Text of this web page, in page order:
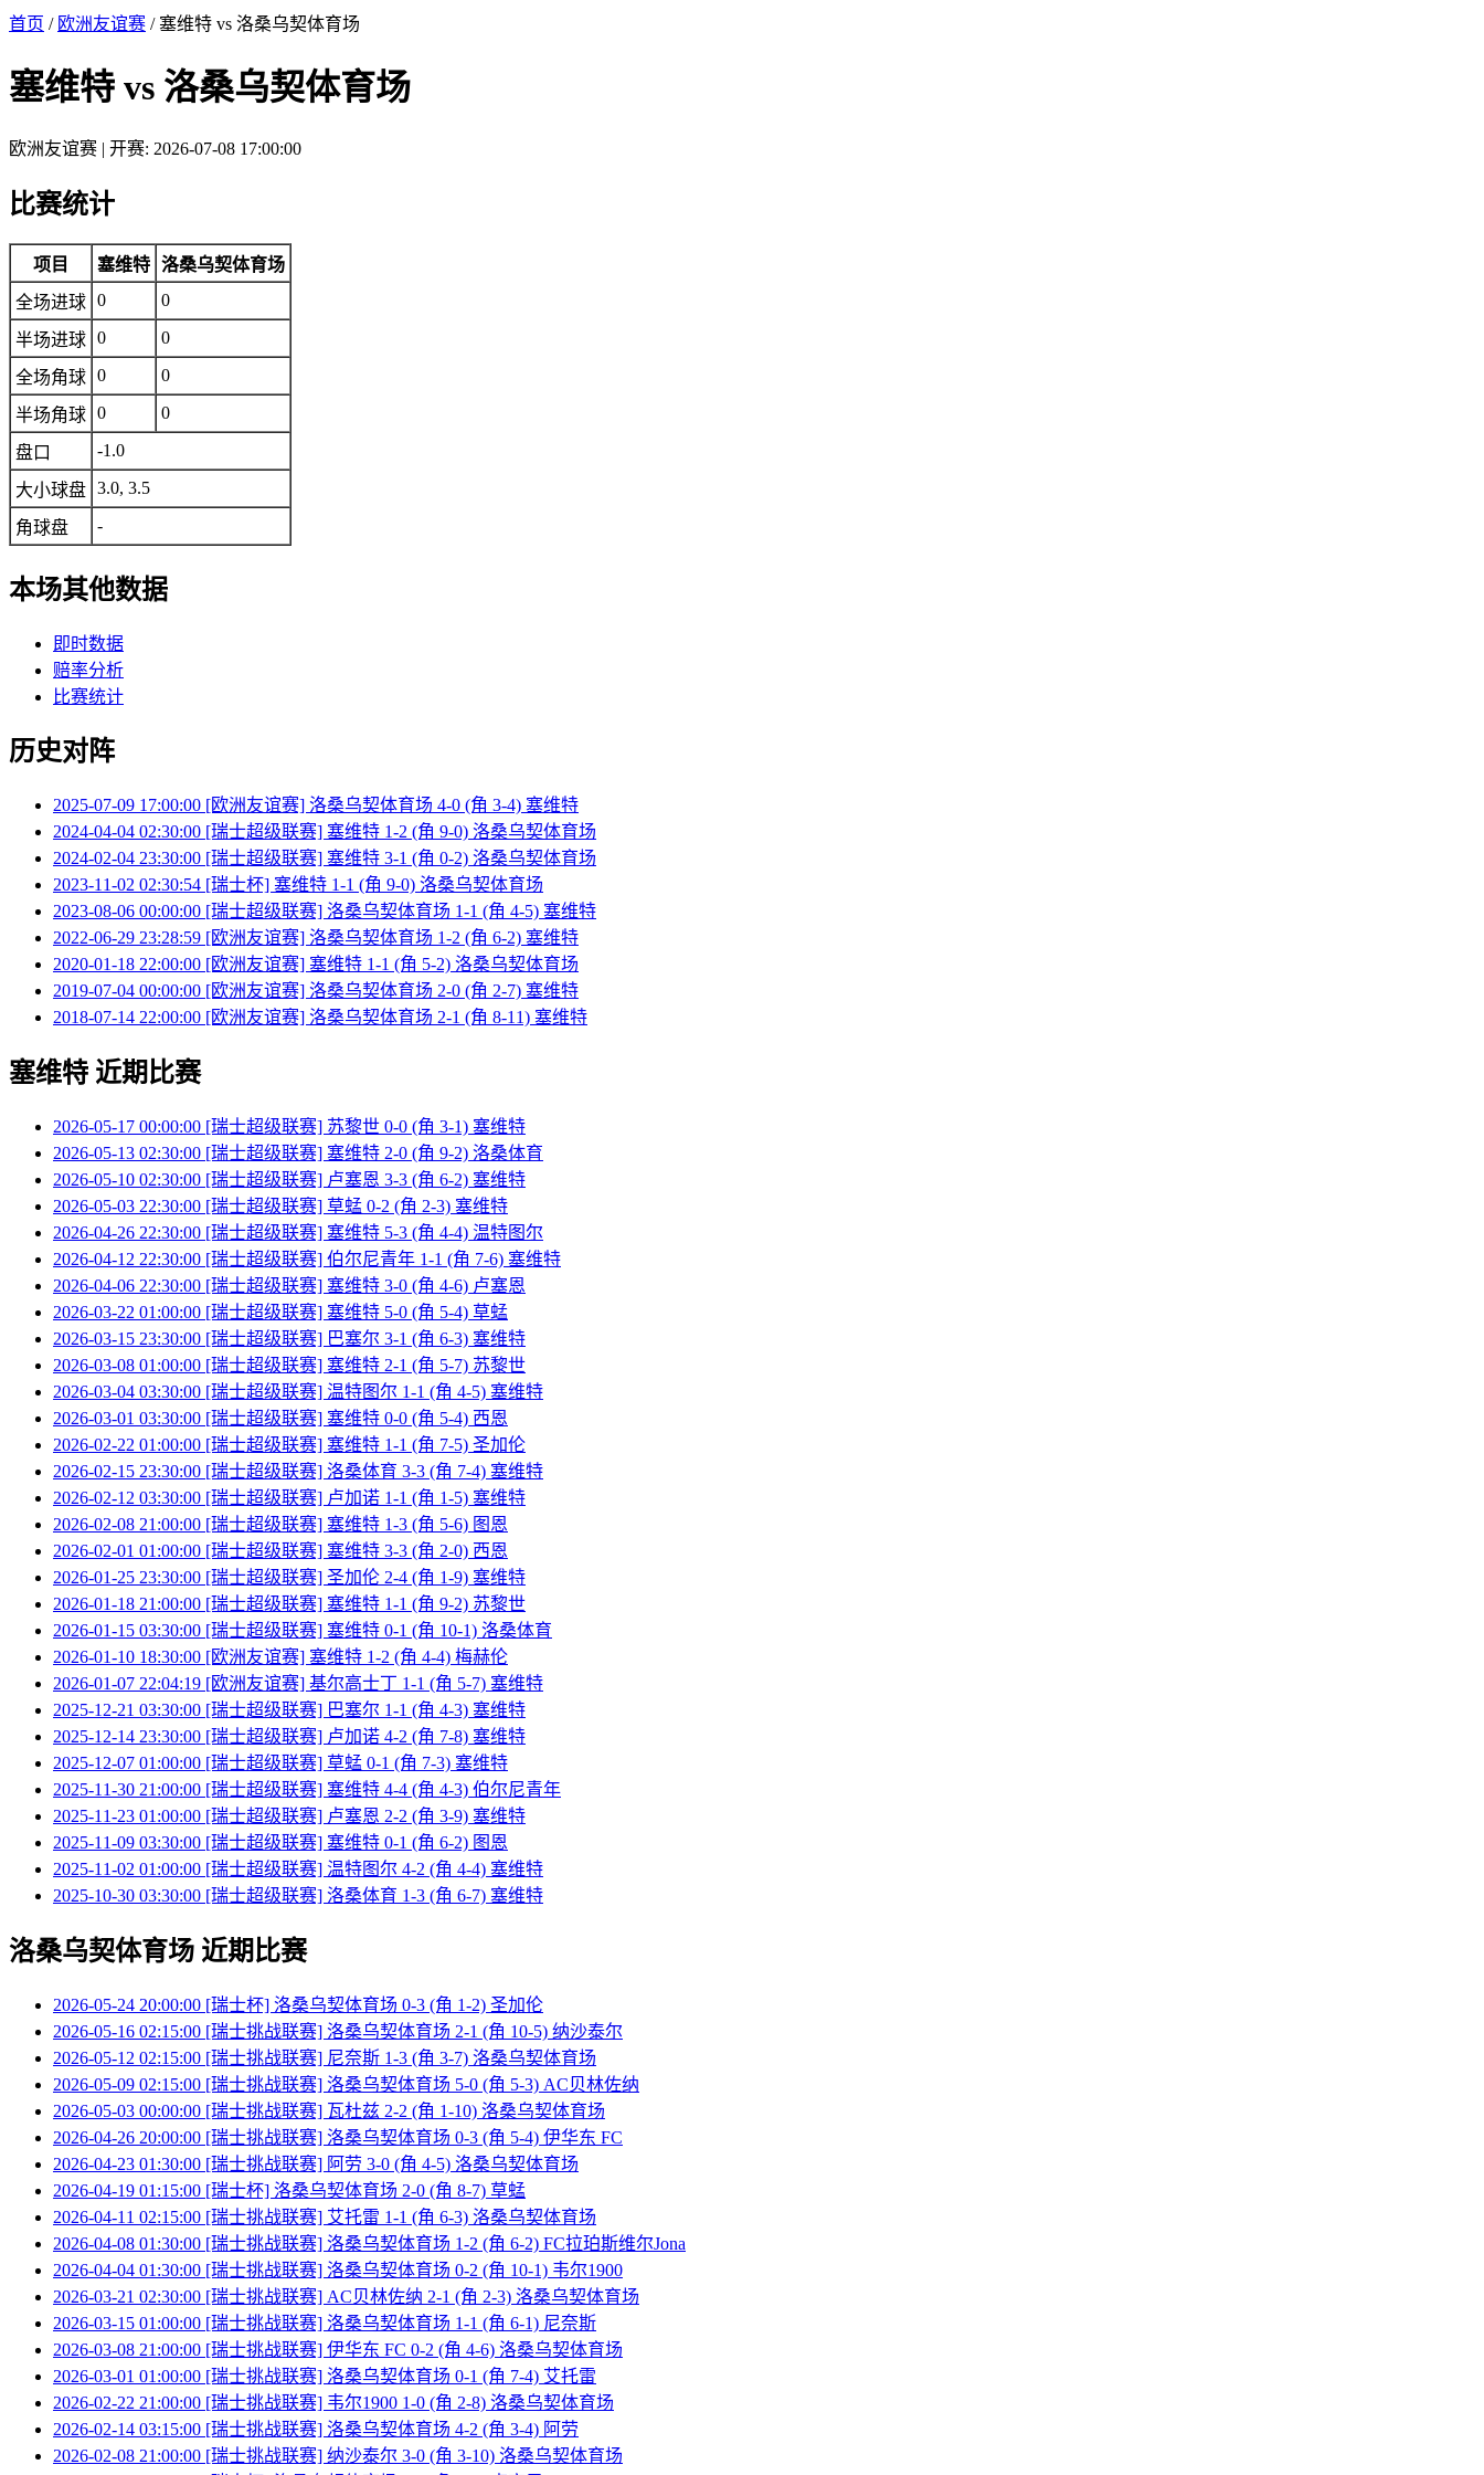
首页 / 欧洲友谊赛 / 塞维特 vs 洛桑乌契体育场
塞维特 vs 洛桑乌契体育场
欧洲友谊赛 | 开赛: 2026-07-08 17:00:00
比赛统计
项目 塞维特 洛桑乌契体育场
全场进球 0 0
半场进球 0 0
全场角球 0 0
半场角球 0 0
盘口 -1.0
大小球盘 3.0, 3.5
角球盘 -
本场其他数据
即时数据
赔率分析
比赛统计
历史对阵
2025-07-09 17:00:00 [欧洲友谊赛] 洛桑乌契体育场 4-0 (角 3-4) 塞维特
2024-04-04 02:30:00 [瑞士超级联赛] 塞维特 1-2 (角 9-0) 洛桑乌契体育场
2024-02-04 23:30:00 [瑞士超级联赛] 塞维特 3-1 (角 0-2) 洛桑乌契体育场
2023-11-02 02:30:54 [瑞士杯] 塞维特 1-1 (角 9-0) 洛桑乌契体育场
2023-08-06 00:00:00 [瑞士超级联赛] 洛桑乌契体育场 1-1 (角 4-5) 塞维特
2022-06-29 23:28:59 [欧洲友谊赛] 洛桑乌契体育场 1-2 (角 6-2) 塞维特
2020-01-18 22:00:00 [欧洲友谊赛] 塞维特 1-1 (角 5-2) 洛桑乌契体育场
2019-07-04 00:00:00 [欧洲友谊赛] 洛桑乌契体育场 2-0 (角 2-7) 塞维特
2018-07-14 22:00:00 [欧洲友谊赛] 洛桑乌契体育场 2-1 (角 8-11) 塞维特
塞维特 近期比赛
2026-05-17 00:00:00 [瑞士超级联赛] 苏黎世 0-0 (角 3-1) 塞维特
2026-05-13 02:30:00 [瑞士超级联赛] 塞维特 2-0 (角 9-2) 洛桑体育
2026-05-10 02:30:00 [瑞士超级联赛] 卢塞恩 3-3 (角 6-2) 塞维特
2026-05-03 22:30:00 [瑞士超级联赛] 草蜢 0-2 (角 2-3) 塞维特
2026-04-26 22:30:00 [瑞士超级联赛] 塞维特 5-3 (角 4-4) 温特图尔
2026-04-12 22:30:00 [瑞士超级联赛] 伯尔尼青年 1-1 (角 7-6) 塞维特
2026-04-06 22:30:00 [瑞士超级联赛] 塞维特 3-0 (角 4-6) 卢塞恩
2026-03-22 01:00:00 [瑞士超级联赛] 塞维特 5-0 (角 5-4) 草蜢
2026-03-15 23:30:00 [瑞士超级联赛] 巴塞尔 3-1 (角 6-3) 塞维特
2026-03-08 01:00:00 [瑞士超级联赛] 塞维特 2-1 (角 5-7) 苏黎世
2026-03-04 03:30:00 [瑞士超级联赛] 温特图尔 1-1 (角 4-5) 塞维特
2026-03-01 03:30:00 [瑞士超级联赛] 塞维特 0-0 (角 5-4) 西恩
2026-02-22 01:00:00 [瑞士超级联赛] 塞维特 1-1 (角 7-5) 圣加伦
2026-02-15 23:30:00 [瑞士超级联赛] 洛桑体育 3-3 (角 7-4) 塞维特
2026-02-12 03:30:00 [瑞士超级联赛] 卢加诺 1-1 (角 1-5) 塞维特
2026-02-08 21:00:00 [瑞士超级联赛] 塞维特 1-3 (角 5-6) 图恩
2026-02-01 01:00:00 [瑞士超级联赛] 塞维特 3-3 (角 2-0) 西恩
2026-01-25 23:30:00 [瑞士超级联赛] 圣加伦 2-4 (角 1-9) 塞维特
2026-01-18 21:00:00 [瑞士超级联赛] 塞维特 1-1 (角 9-2) 苏黎世
2026-01-15 03:30:00 [瑞士超级联赛] 塞维特 0-1 (角 10-1) 洛桑体育
2026-01-10 18:30:00 [欧洲友谊赛] 塞维特 1-2 (角 4-4) 梅赫伦
2026-01-07 22:04:19 [欧洲友谊赛] 基尔高士丁 1-1 (角 5-7) 塞维特
2025-12-21 03:30:00 [瑞士超级联赛] 巴塞尔 1-1 (角 4-3) 塞维特
2025-12-14 23:30:00 [瑞士超级联赛] 卢加诺 4-2 (角 7-8) 塞维特
2025-12-07 01:00:00 [瑞士超级联赛] 草蜢 0-1 (角 7-3) 塞维特
2025-11-30 21:00:00 [瑞士超级联赛] 塞维特 4-4 (角 4-3) 伯尔尼青年
2025-11-23 01:00:00 [瑞士超级联赛] 卢塞恩 2-2 (角 3-9) 塞维特
2025-11-09 03:30:00 [瑞士超级联赛] 塞维特 0-1 (角 6-2) 图恩
2025-11-02 01:00:00 [瑞士超级联赛] 温特图尔 4-2 (角 4-4) 塞维特
2025-10-30 03:30:00 [瑞士超级联赛] 洛桑体育 1-3 (角 6-7) 塞维特
洛桑乌契体育场 近期比赛
2026-05-24 20:00:00 [瑞士杯] 洛桑乌契体育场 0-3 (角 1-2) 圣加伦
2026-05-16 02:15:00 [瑞士挑战联赛] 洛桑乌契体育场 2-1 (角 10-5) 纳沙泰尔
2026-05-12 02:15:00 [瑞士挑战联赛] 尼奈斯 1-3 (角 3-7) 洛桑乌契体育场
2026-05-09 02:15:00 [瑞士挑战联赛] 洛桑乌契体育场 5-0 (角 5-3) AC贝林佐纳
2026-05-03 00:00:00 [瑞士挑战联赛] 瓦杜兹 2-2 (角 1-10) 洛桑乌契体育场
2026-04-26 20:00:00 [瑞士挑战联赛] 洛桑乌契体育场 0-3 (角 5-4) 伊华东 FC
2026-04-23 01:30:00 [瑞士挑战联赛] 阿劳 3-0 (角 4-5) 洛桑乌契体育场
2026-04-19 01:15:00 [瑞士杯] 洛桑乌契体育场 2-0 (角 8-7) 草蜢
2026-04-11 02:15:00 [瑞士挑战联赛] 艾托雷 1-1 (角 6-3) 洛桑乌契体育场
2026-04-08 01:30:00 [瑞士挑战联赛] 洛桑乌契体育场 1-2 (角 6-2) FC拉珀斯维尔Jona
2026-04-04 01:30:00 [瑞士挑战联赛] 洛桑乌契体育场 0-2 (角 10-1) 韦尔1900
2026-03-21 02:30:00 [瑞士挑战联赛] AC贝林佐纳 2-1 (角 2-3) 洛桑乌契体育场
2026-03-15 01:00:00 [瑞士挑战联赛] 洛桑乌契体育场 1-1 (角 6-1) 尼奈斯
2026-03-08 21:00:00 [瑞士挑战联赛] 伊华东 FC 0-2 (角 4-6) 洛桑乌契体育场
2026-03-01 01:00:00 [瑞士挑战联赛] 洛桑乌契体育场 0-1 (角 7-4) 艾托雷
2026-02-22 21:00:00 [瑞士挑战联赛] 韦尔1900 1-0 (角 2-8) 洛桑乌契体育场
2026-02-14 03:15:00 [瑞士挑战联赛] 洛桑乌契体育场 4-2 (角 3-4) 阿劳
2026-02-08 21:00:00 [瑞士挑战联赛] 纳沙泰尔 3-0 (角 3-10) 洛桑乌契体育场